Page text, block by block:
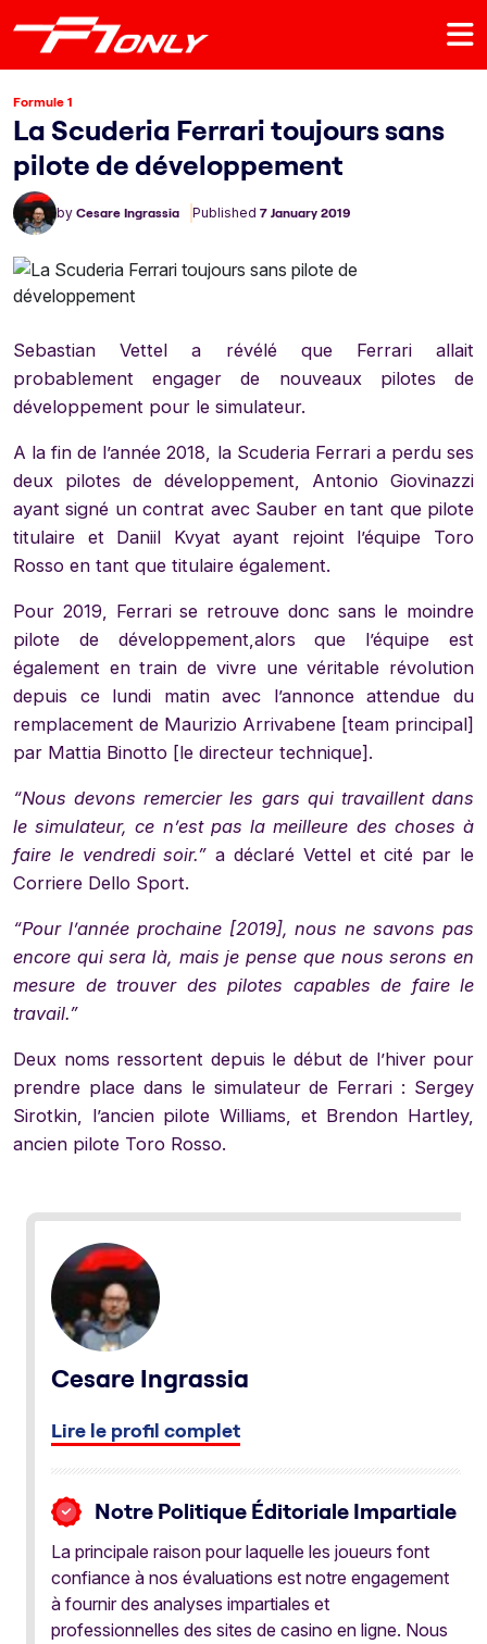
Formule 1
La Scuderia Ferrari toujours sans
pilote de développement
by Cesare Ingrassia Published 7 January 2019
Sebastian Vettel a révélé que Ferrari allait
probablement engager de nouveaux pilotes de
développement pour le simulateur.
A la fin de l’année 2018, la Scuderia Ferrari a perdu ses
deux pilotes de développement, Antonio Giovinazzi
ayant signé un contrat avec Sauber en tant que pilote
titulaire et Daniil Kvyat ayant rejoint l’équipe Toro
Rosso en tant que titulaire également.
Pour 2019, Ferrari se retrouve donc sans le moindre
pilote de développement,alors que l’équipe est
également en train de vivre une véritable révolution
depuis ce lundi matin avec l’annonce attendue du
remplacement de Maurizio Arrivabene [team principal]
par Mattia Binotto [le directeur technique].
“Nous devons remercier les gars qui travaillent dans
le simulateur, ce n’est pas la meilleure des choses à
faire le vendredi soir.” a déclaré Vettel et cité par le
Corriere Dello Sport.
“Pour l’année prochaine [2019], nous ne savons pas
encore qui sera là, mais je pense que nous serons en
mesure de trouver des pilotes capables de faire le
travail.”
Deux noms ressortent depuis le début de l’hiver pour
prendre place dans le simulateur de Ferrari : Sergey
Sirotkin, l’ancien pilote Williams, et Brendon Hartley,
ancien pilote Toro Rosso.
Cesare Ingrassia
Lire le profil complet
Notre Politique Éditoriale Impartiale
La principale raison pour laquelle les joueurs font
confiance à nos évaluations est notre engagement
à fournir des analyses impartiales et
professionnelles des sites de casino en ligne. Nous